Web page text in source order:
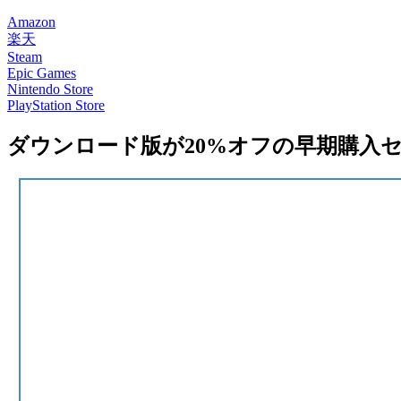
Amazon
楽天
Steam
Epic Games
Nintendo Store
PlayStation Store
ダウンロード版が20%オフの早期購入